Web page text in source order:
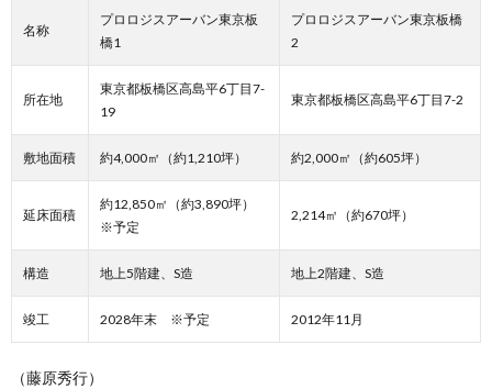
名称
プロロジスアーバン東京板
橋1
プロロジスアーバン東京板橋
2
所在地
東京都板橋区高島平6丁目7-
19
東京都板橋区高島平6丁目7-2
敷地面積 約4,000㎡（約1,210坪） 約2,000㎡（約605坪）
延床面積
約12,850㎡（約3,890坪）
※予定
2,214㎡（約670坪）
構造 地上5階建、S造 地上2階建、S造
竣工 2028年末 ※予定 2012年11月
（藤原秀行）